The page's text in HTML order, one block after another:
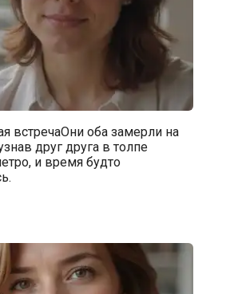
встречаОни оба замерли на
друг друга в толпе
и время будто